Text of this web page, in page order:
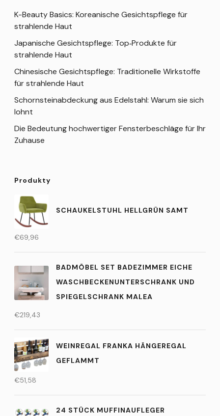
K-Beauty Basics: Koreanische Gesichtspflege für
strahlende Haut
Japanische Gesichtspflege: Top‑Produkte für
strahlende Haut
Chinesische Gesichtspflege: Traditionelle Wirkstoffe
für strahlende Haut
Schornsteinabdeckung aus Edelstahl: Warum sie sich
lohnt
Die Bedeutung hochwertiger Fensterbeschläge für Ihr
Zuhause
Produkty
SCHAUKELSTUHL HELLGRÜN SAMT
€69,96
BADMÖBEL SET BADEZIMMER EICHE
WASCHBECKENUNTERSCHRANK UND
SPIEGELSCHRANK MALEA
€219,43
WEINREGAL FRANKA HÄNGEREGAL
GEFLAMMT
€51,58
24 STÜCK MUFFINAUFLEGER